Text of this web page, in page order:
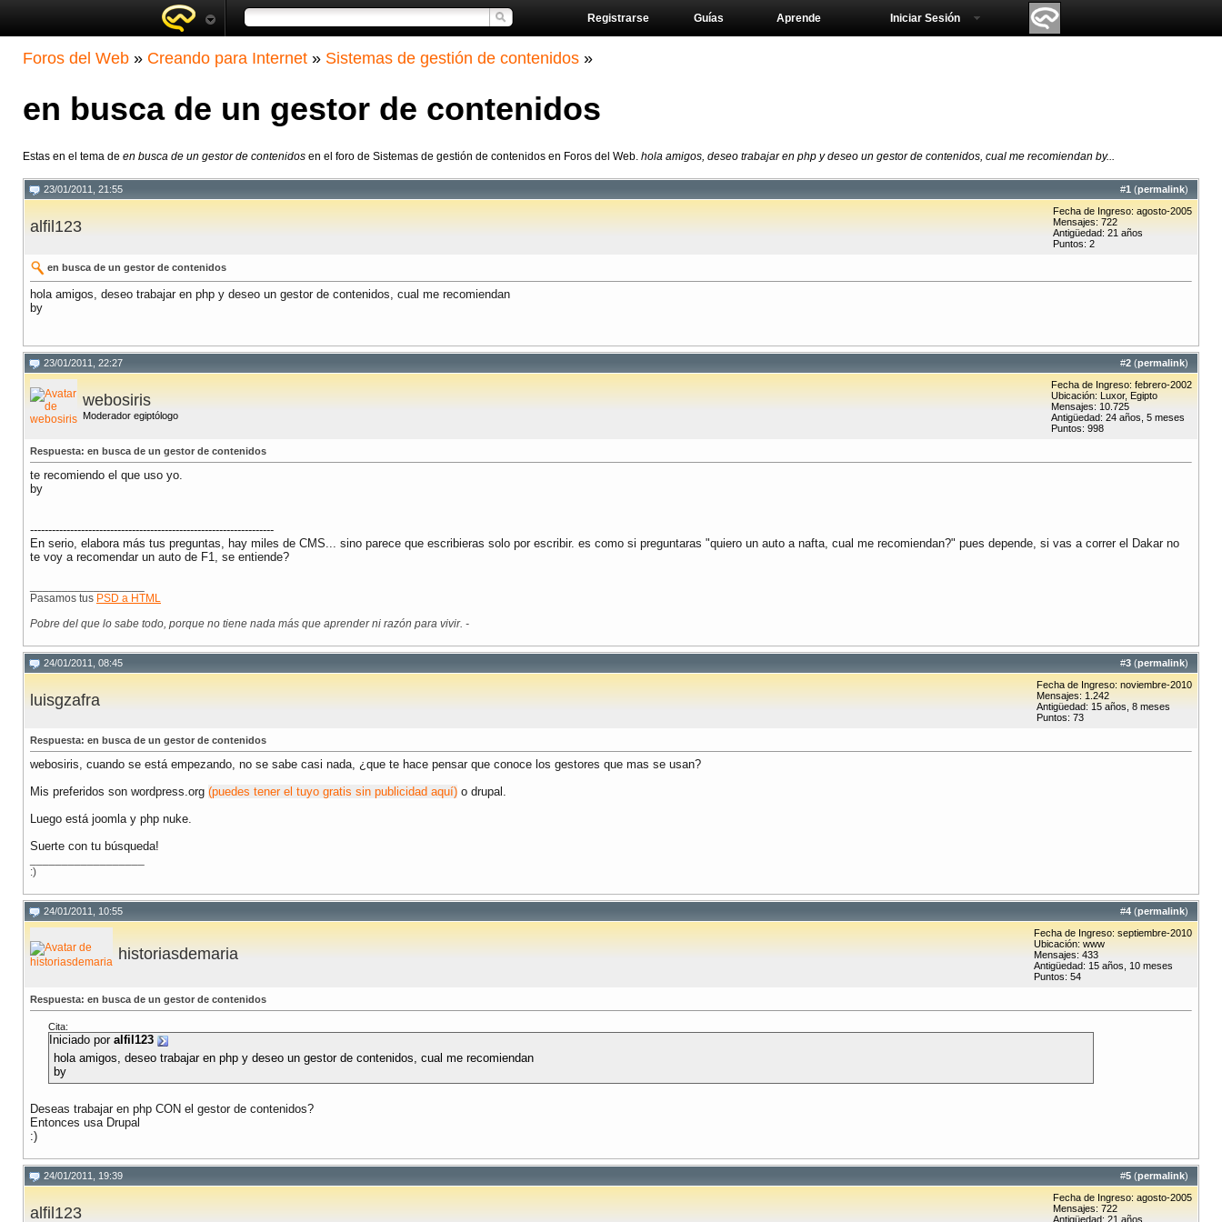
Aprende
Guías
Registrarse Iniciar Sesión
Foros del Web » Creando para Internet » Sistemas de gestión de contenidos »
en busca de un gestor de contenidos
Estas en el tema de en busca de un gestor de contenidos en el foro de Sistemas de gestión de contenidos en Foros del Web. hola amigos, deseo trabajar en php y deseo un gestor de contenidos, cual me recomiendan by...
#1 (permalink)
23/01/2011, 21:55
alfil123
Fecha de Ingreso: agosto-2005
Mensajes: 722
Antigüedad: 21 años
Puntos: 2
en busca de un gestor de contenidos
hola amigos, deseo trabajar en php y deseo un gestor de contenidos, cual me recomiendan
by
#2 (permalink)
23/01/2011, 22:27
webosiris
Moderador egiptólogo
Fecha de Ingreso: febrero-2002
Ubicación: Luxor, Egipto
Mensajes: 10.725
Antigüedad: 24 años, 5 meses
Puntos: 998
Respuesta: en busca de un gestor de contenidos
te recomiendo el que uso yo.
by
-------------------------------------------------------------------
En serio, elabora más tus preguntas, hay miles de CMS... sino parece que escribieras solo por escribir. es como si preguntaras "quiero un auto a nafta, cual me recomiendan?" pues depende, si vas a correr el Dakar no
te voy a recomendar un auto de F1, se entiende?
Pasamos tus PSD a HTML
Pobre del que lo sabe todo, porque no tiene nada más que aprender ni razón para vivir. -
#3 (permalink)
24/01/2011, 08:45
luisgzafra
Fecha de Ingreso: noviembre-2010
Mensajes: 1.242
Antigüedad: 15 años, 8 meses
Puntos: 73
Respuesta: en busca de un gestor de contenidos
webosiris, cuando se está empezando, no se sabe casi nada, ¿que te hace pensar que conoce los gestores que mas se usan?
Mis preferidos son wordpress.org (puedes tener el tuyo gratis sin publicidad aquí) o drupal.
Luego está joomla y php nuke.
Suerte con tu búsqueda!
:)
#4 (permalink)
24/01/2011, 10:55
historiasdemaria
Fecha de Ingreso: septiembre-2010
Ubicación: www
Mensajes: 433
Antigüedad: 15 años, 10 meses
Puntos: 54
Respuesta: en busca de un gestor de contenidos
Cita:
Iniciado por alfil123
hola amigos, deseo trabajar en php y deseo un gestor de contenidos, cual me recomiendan
by
Deseas trabajar en php CON el gestor de contenidos?
Entonces usa Drupal
:)
#5 (permalink)
24/01/2011, 19:39
alfil123
Fecha de Ingreso: agosto-2005
Mensajes: 722
Antigüedad: 21 años